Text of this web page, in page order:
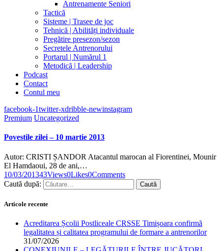
Antrenamente Seniori
Tactică
Sisteme | Trasee de joc
Tehnică | Abilități individuale
Pregătire presezon/sezon
Secretele Antrenorului
Portarul | Numărul 1
Metodică | Leadership
Podcast
Contact
Contul meu
facebook-1twitter-xdribble-newinstagram
Premium Uncategorized
Povestile zilei – 10 martie 2013
Autor: CRISTI ȘANDOR Atacantul marocan al Fiorentinei, Mounir
El Hamdaoui, 28 de ani,…
10/03/201343Views0Likes0Comments
Caută după:
Articole recente
Acreditarea Școlii Postliceale CRSSE Timișoara confirmă
legalitatea și calitatea programului de formare a antrenorilor
31/07/2026